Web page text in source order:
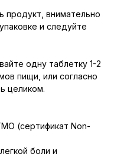
продукт, внимательно
и следуйте
одну таблетку 1-2
пищи, или согласно
целиком.
(сертификат Non-
боли и